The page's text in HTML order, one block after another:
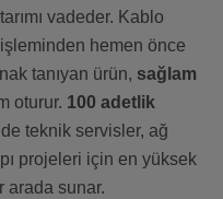
vadeder. Kablo
işleminden hemen önce
tanıyan ürün, sağlam
oturur. 100 adetlik
teknik servisler, ağ
projeleri için en yüksek
arada sunar.